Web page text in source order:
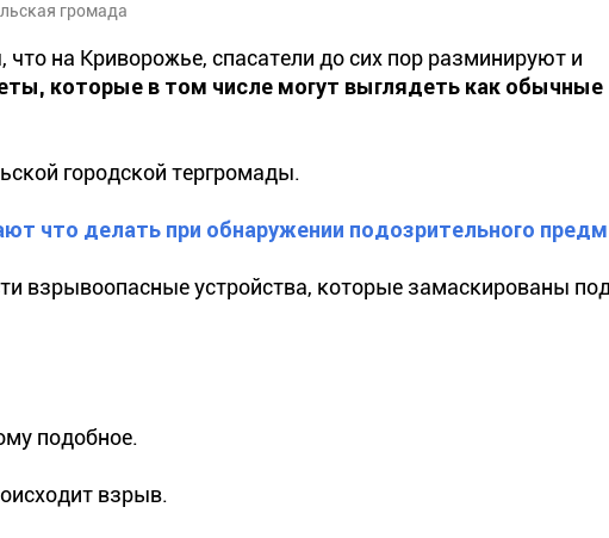
громада
на Криворожье, спасатели до сих пор разминируют и
которые в том числе могут выглядеть как
городской тергромады.
что делать при обнаружении подозрительного
взрывоопасные устройства, которые замаскированы
подобное.
взрыв.